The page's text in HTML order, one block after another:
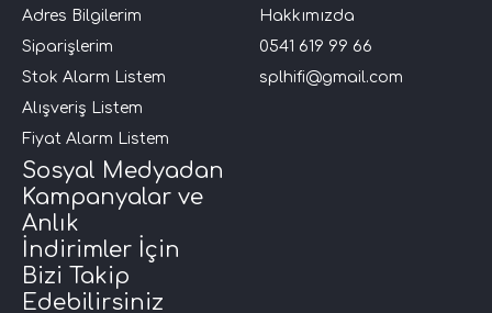
Adres Bilgilerim
Siparişlerim
Stok Alarm Listem
Alışveriş Listem
Fiyat Alarm Listem
Hakkımızda
0541 619 99 66
splhifi@gmail.com
Sosyal Medyadan
Kampanyalar ve
Anlık
İndirimler İçin
Bizi Takip
Edebilirsiniz